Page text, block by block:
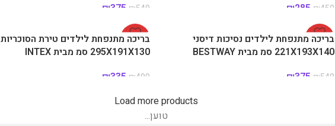
₪450
₪285
₪549
₪375
-32%
בריכה מתנפחת לילדים נסיכות דיסני
221X193X140 סמ מבית BESTWAY
₪549
₪375
-33%
בריכה מתנפחת לילדים טירת הסוכריות
295X191X130 סמ מבית INTEX
₪499
₪335
Load more products
טוען...